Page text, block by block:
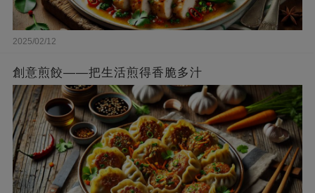
2025/02/12
創意煎餃——把生活煎得香脆多汁